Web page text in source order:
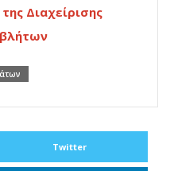
Διαχείρισης
Twitter